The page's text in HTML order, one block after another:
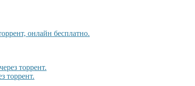
онлайн бесплатно.
торрент.
торрент.